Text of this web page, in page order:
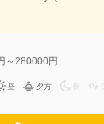
～280000円
昼 夕方 夜